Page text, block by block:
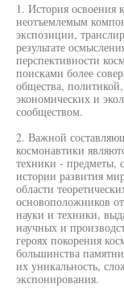
1. История освоения
неотъемлемым
экспозиции,
результате
перспективности
поисками более
общества,
экономических и
сообществом.
2. Важной
космонавтики
техники - предметы,
истории развития
области
основоположников
науки и техники,
научных и
героях покорения
большинства
их уникальность,
экспонирования.